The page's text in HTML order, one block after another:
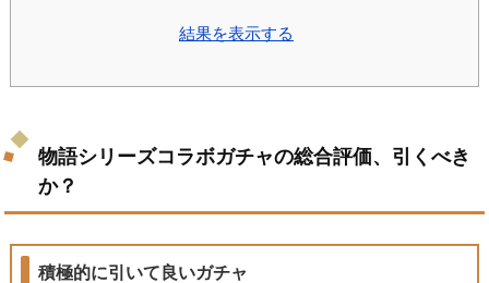
結果を表示する
物語シリーズコラボガチャの総合評価、引くべき
か？
積極的に引いて良いガチャ